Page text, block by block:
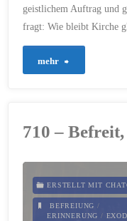
RESSOURCEN/
SELBSTKRITIK/
/TRANSPARENZ/
VERANTWORTUNG DER
VIELFALT
geistlichem Auftrag und
fragt: Wie bleibt Kirche
mehr
auf
710 –
ERSTELLT MIT
BEFREIUNG /
ERINNERUNG /